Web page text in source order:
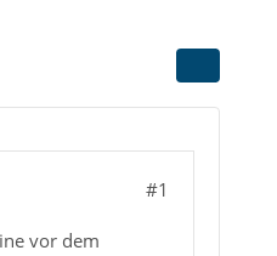
#1
vor dem